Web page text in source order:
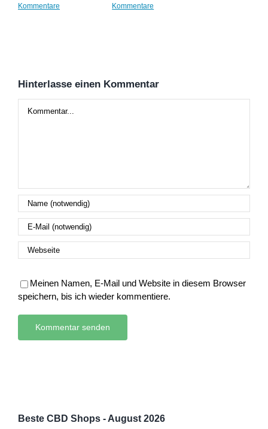
Kommentare Kommentare
Hinterlasse einen Kommentar
Meinen Namen, E-Mail und Website in diesem Browser
speichern, bis ich wieder kommentiere.
Beste CBD Shops - August 2026